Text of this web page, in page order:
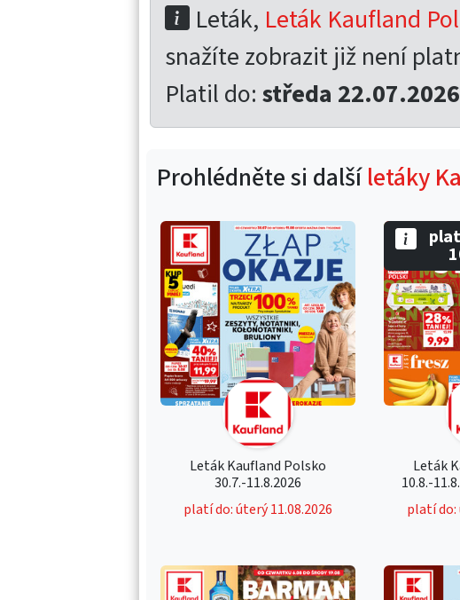
Leták, Leták Kaufland
snažíte zobrazit již není
Platil do: středa 22.07.2026
Prohlédněte si dalšíletáky
Leták Kaufland Polsko
30.7.-11.8.2026
platí do: úterý 11.08.2026
Leták
10.8.-
platí do: